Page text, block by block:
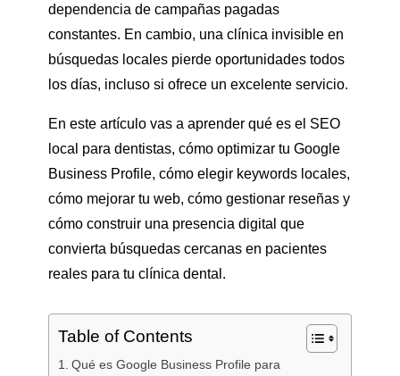
dependencia de campañas pagadas
constantes. En cambio, una clínica invisible en
búsquedas locales pierde oportunidades todos
los días, incluso si ofrece un excelente servicio.
En este artículo vas a aprender qué es el SEO
local para dentistas, cómo optimizar tu Google
Business Profile, cómo elegir keywords locales,
cómo mejorar tu web, cómo gestionar reseñas y
cómo construir una presencia digital que
convierta búsquedas cercanas en pacientes
reales para tu clínica dental.
Table of Contents
Qué es Google Business Profile para